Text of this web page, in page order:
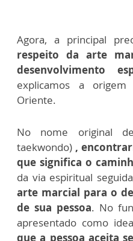
Agora, a principal
respeito da arte
desenvolvimento
explicamos a
Oriente.
No nome original
taekwondo) ,
que significa o
da via espiritual
arte marcial para o
de sua pessoa. No
apresentado como
que a pessoa aceita